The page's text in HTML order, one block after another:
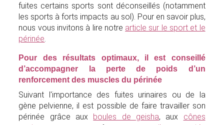
fuites certains sports sont déconseillés (notamment
les sports à forts impacts au sol). Pour en savoir plus,
nous vous invitons à lire notre article sur le sport et le
périnée.
Pour des résultats optimaux, il est conseillé
d’accompagner la perte de poids d’un
renforcement des muscles du périnée
Suivant l'importance des fuites urinaires ou de la
gène pelvienne, il est possible de faire travailler son
périnée grâce aux boules de geisha, aux cônes